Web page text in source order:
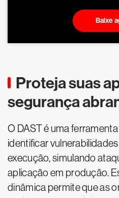
Baixe
Proteja suas
segurança
O DAST é uma
identificar
execução, simulando
aplicação em produção.
dinâmica permite que as